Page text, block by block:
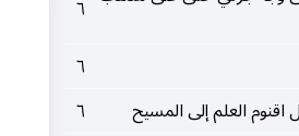
٦
٦
العلم إلى المسيح
٦